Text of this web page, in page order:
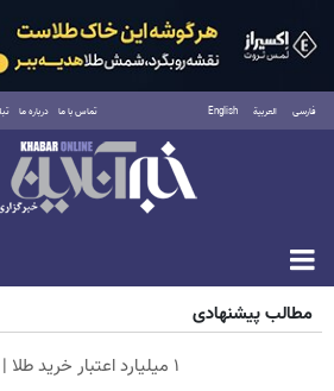
فارسی العربية English تماس با ما درباره ما
پنجشنبه ۱۵ مرداد ۱۴۰۵
مطالب پیشنهادی
۱ میلیارد اعتبار خرید طلا | بدون ضامن و چک